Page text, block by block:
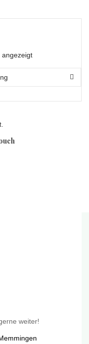
angezeigt
weiter!